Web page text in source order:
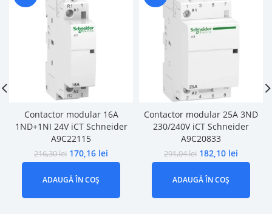
Contactor modular 16A
1ND+1NI 24V iCT Schneider
A9C22115
216,30lei 170,16 lei
ADAUGĂ ÎN COȘ
Contactor modular 25A 3ND
230/240V iCT Schneider
A9C20833
291,04lei 182,10 lei
ADAUGĂ ÎN COȘ